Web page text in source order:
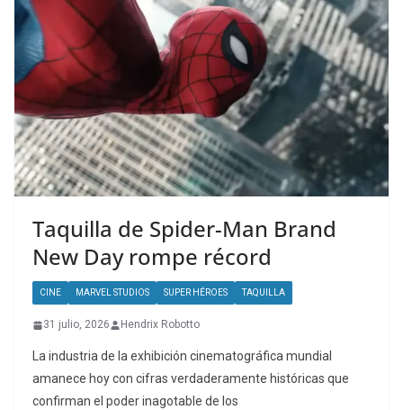
Taquilla de Spider-Man Brand
New Day rompe récord
CINE MARVEL STUDIOS SUPER HÉROES TAQUILLA
31 julio, 2026 Hendrix Robotto
La industria de la exhibición cinematográfica mundial
amanece hoy con cifras verdaderamente históricas que
confirman el poder inagotable de los